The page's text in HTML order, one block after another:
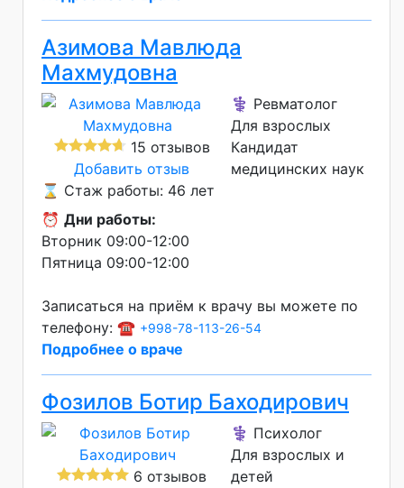
Азимова Мавлюда
Махмудовна
15 отзывов
Добавить отзыв
⚕️ Ревматолог
Для взрослых
Кандидат
медицинских наук
⌛ Стаж работы: 46 лет
⏰ Дни работы:
Вторник 09:00-12:00
Пятница 09:00-12:00
Записаться на приём к врачу вы можете по
телефону: ☎️ +998-78-113-26-54
Подробнее о враче
Фозилов Ботир Баходирович
6 отзывов
⚕️ Психолог
Для взрослых и
детей